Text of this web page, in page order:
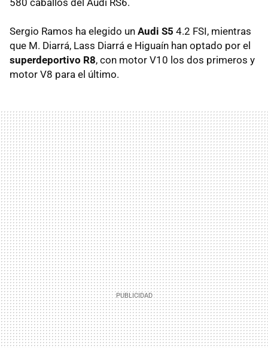
580 caballos del Audi RS6.
Sergio Ramos ha elegido un Audi S5 4.2 FSI, mientras
que M. Diarrá, Lass Diarrá e Higuaín han optado por el
superdeportivo R8, con motor V10 los dos primeros y
motor V8 para el último.